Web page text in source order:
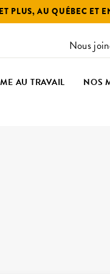
PLUS, AU QUÉBEC ET
Nous
AU TRAVAIL NOS